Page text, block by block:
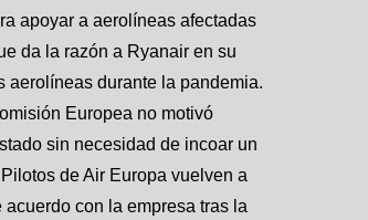
apoyar a aerolíneas afectadas
da la razón a Ryanair en su
aerolíneas durante la pandemia.
Europea no motivó
sin necesidad de incoar un
de Air Europa vuelven a
con la empresa tras la